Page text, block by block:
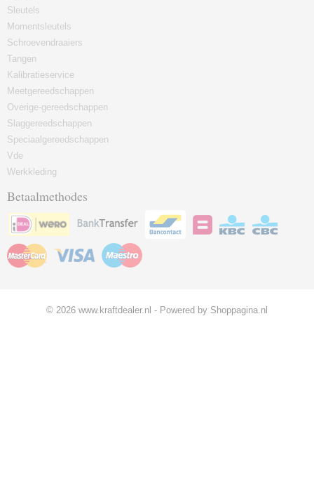
Sleutels
Momentsleutels
Schroevendraaiers
Tangen
Kalibratieservice
Meetgereedschappen
Overige-gereedschappen
Slaggereedschappen
Speciaalgereedschappen
Vde
Werkkleding
Betaalmethodes
© 2026 www.kraftdealer.nl - Powered by Shoppagina.nl